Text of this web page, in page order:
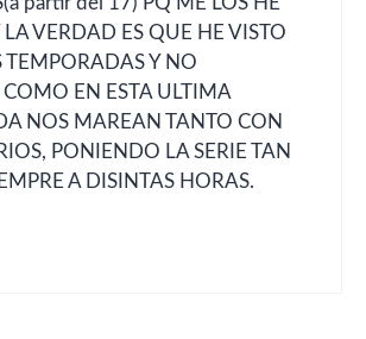
LA VERDAD ES QUE HE VISTO
TEMPORADAS Y NO
EN ESTA ULTIMA
NOS MAREAN TANTO CON
PONIENDO LA SERIE TAN
A DISINTAS HORAS.